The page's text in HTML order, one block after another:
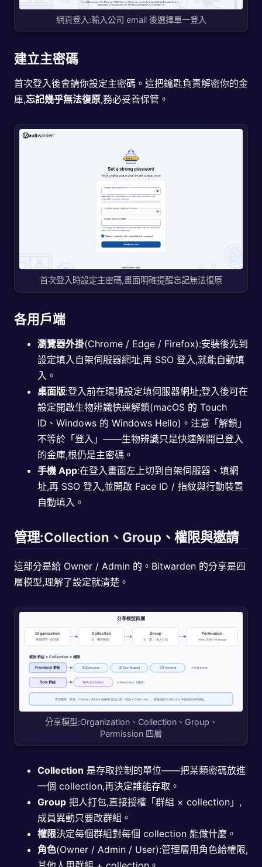
網頁登入:輸入公司 email 後選擇單一登入
建立主密碼
首次登入後會請你設定主密碼。這把鑰匙負責解密你的金
庫,忘記幾乎無法復原,務必妥善保管。
首次登入時設定主密碼,畫面明確提醒忘記無法復原
各用戶端
瀏覽器外掛(Chrome / Edge / Firefox):安裝後先到
設定填入自架伺服器網址,再 SSO 登入,就能自動填
入。
桌面版:登入前在環境設定填伺服器網址;登入後可在
設定開啟生物辨識快速解鎖(macOS 的 Touch
ID、Windows 的 Windows Hello)。注意「解鎖」
不等於「登入」——生物辨識只是快速解開已登入
的金庫,根仍是主密碼。
手機 App:在登入畫面左上切到自架伺服器、填網
址,再 SSO 登入,並開啟 Face ID / 指紋與行動裝置
自動填入。
管理:Collection、Group、權限與邀請
這部分是給 Owner / Admin 的。Bitwarden 的分享是四
層模型,理解了設定就清楚。
分享模型:Organization、Collection、Group、
Permission 四層
Collection 是存取控制的單位——把某類密碼放進
一個 collection,再決定誰能存取。
Group 把人打包,直接授權「群組 × collection」,
成員異動只要改群組。
權限決定每個群組對每個 collection 能做什麼。
角色(Owner / Admin / User):管理層用角色給權限,